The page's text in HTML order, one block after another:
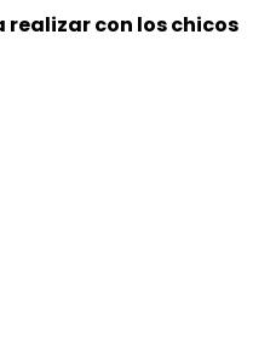
con los chicos